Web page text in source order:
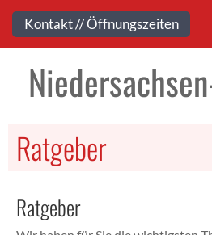
Kontakt
Ratgeber
Ratgeber
Kontakt // Öffnungszeiten